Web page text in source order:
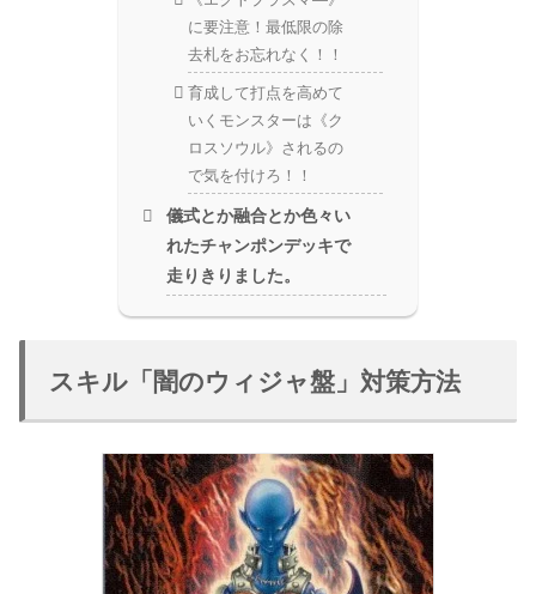
に要注意！最低限の除
去札をお忘れなく！！
育成して打点を高めて
いくモンスターは《ク
ロスソウル》されるの
で気を付けろ！！
儀式とか融合とか色々い
れたチャンポンデッキで
走りきりました。
スキル「闇のウィジャ盤」対策方法